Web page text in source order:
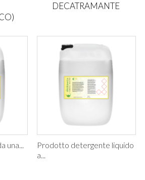
una...
DECATRAMANTE
Prodotto detergente liquido
a...